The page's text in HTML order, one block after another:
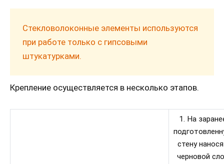
Стекловолоконные элементы используются
при работе только с гипсовыми
штукатурками.
Крепление осуществляется в несколько этапов.
1. На
стену
черновой